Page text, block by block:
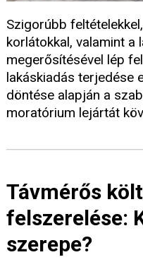
Szigorúbb
korlátokkal, valamint a
megerősítésével lép
lakáskiadás terjedése
döntése alapján a
moratórium lejártát
Távmérős
felszerelése:
szerepe?